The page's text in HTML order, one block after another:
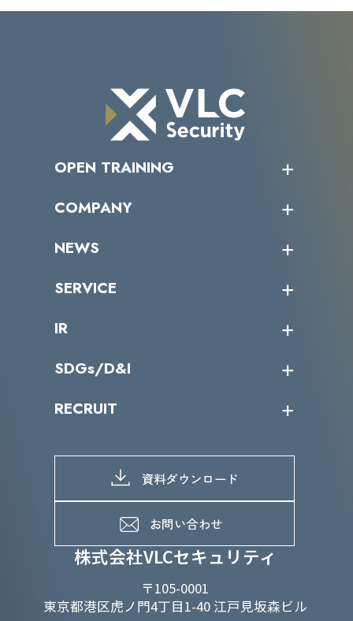
株式会社VLCセキュリティ
〒105-0001
東京都港区虎ノ門4丁目1-40 江戸見坂森ビル
OPEN TRAINING
受講者の声
COMPANY
トップメッセージ
ミッション／ビジョン
パートナー企業一覧
NEWS
サイバーニュース
SERVICE
カテゴリー別サービス一覧
IR
IRカレンダー
IRライブラリー
よくあるご質問
SDGs/D&I
当グループのマテリアリティ
SDGs推進体制
D&Iの取り組み
RECRUIT
募集職種一覧
メッセージ
メンバーインタビュー
資料ダウンロード
お問い合わせ